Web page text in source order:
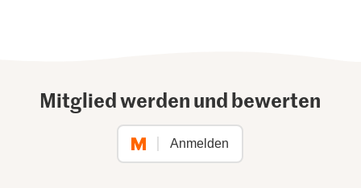
Mitglied werden und bewerten
Anmelden